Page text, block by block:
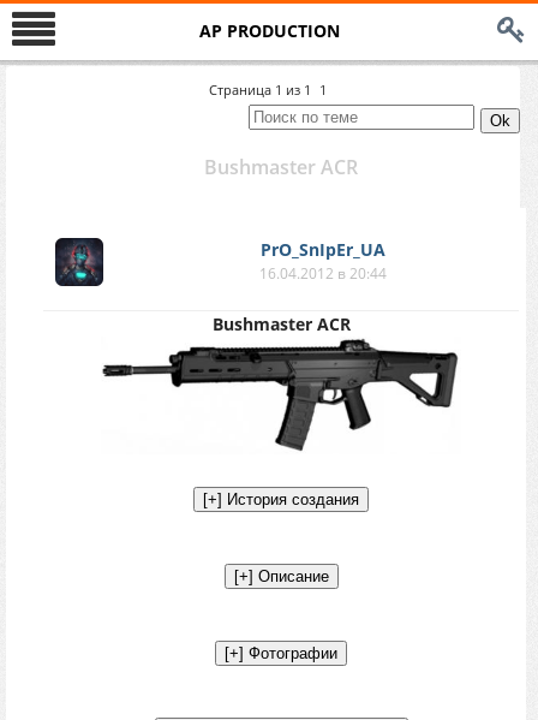
AP PRODUCTION
Страница 1 из 1 1
Bushmaster ACR
PrO_SnIpEr_UA
16.04.2012 в 20:44
Bushmaster ACR